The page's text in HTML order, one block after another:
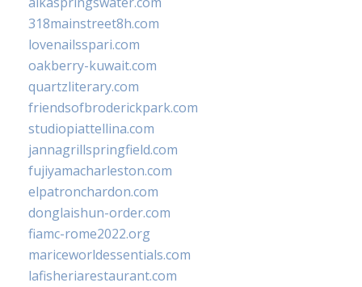
318mainstreet8h.com
lovenailsspari.com
oakberry-kuwait.com
quartzliterary.com
friendsofbroderickpark.com
studiopiattellina.com
jannagrillspringfield.com
fujiyamacharleston.com
elpatronchardon.com
donglaishun-order.com
fiamc-rome2022.org
mariceworldessentials.com
lafisheriarestaurant.com